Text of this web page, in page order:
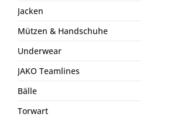
Jacken
Mützen & Handschuhe
Underwear
JAKO Teamlines
Bälle
Torwart